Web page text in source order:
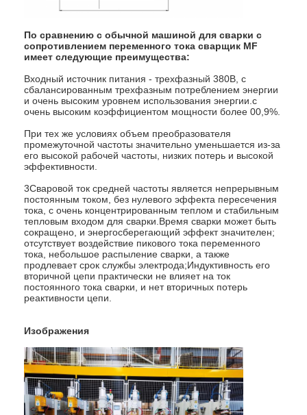
Кабели без ударов
Машина фидера гайки
Промышленный пружинный балансировщик
Съемник вмятин автомобиля
Сварочный аппарат пятна разряда конденсатора
По сравнению с обычной машиной для сварки с
сопротивлением переменного тока сварщик MF
имеет следующие преимущества:
Входный источник питания - трехфазный 380В, с
сбалансированным трехфазным потреблением энергии
и очень высоким уровнем использования энергии.с
очень высоким коэффициентом мощности более 00,9%.
При тех же условиях объем преобразователя
промежуточной частоты значительно уменьшается из-за
его высокой рабочей частоты, низких потерь и высокой
эффективности.
3Сваровой ток средней частоты является непрерывным
постоянным током, без нулевого эффекта пересечения
тока, с очень концентрированным теплом и стабильным
тепловым входом для сварки.Время сварки может быть
сокращено, и энергосберегающий эффект значителен;
отсутствует воздействие пикового тока переменного
тока, небольшое распыление сварки, а также
продлевает срок службы электрода;Индуктивность его
вторичной цепи практически не влияет на ток
постоянного тока сварки, и нет вторичных потерь
реактивности цепи.
Изображения